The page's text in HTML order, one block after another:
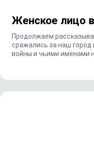
Женское лицо
Продолжаем
сражались за наш
войны и чьими именами